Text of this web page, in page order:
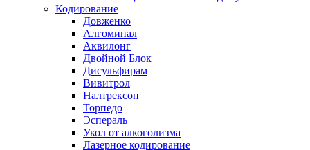
Кодирование
Довженко
Алгоминал
Аквилонг
Двойной Блок
Дисульфирам
Вивитрол
Налтрексон
Торпедо
Эспераль
Укол от алкоголизма
Лазерное кодирование